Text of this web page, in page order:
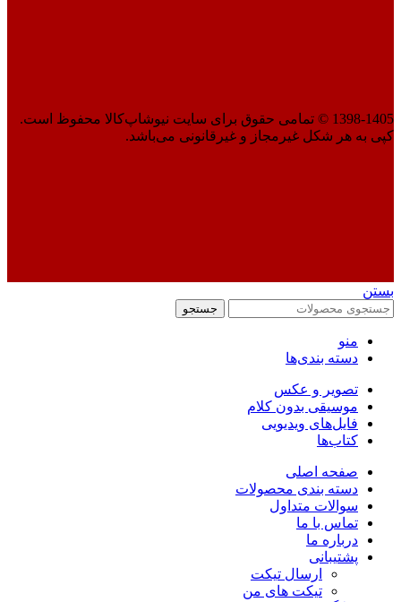
1398-1405 © تمامی حقوق برای سایت نیوشاپ‌کالا محفوظ است.
کپی به هر شکل غیرمجاز و غیرقانونی می‌باشد.
بستن
جستجو
منو
دسته بندی‌ها
تصویر و عکس
موسیقی بدون کلام
فایل‌های ویدیویی
کتاب‌ها
صفحه اصلی
دسته بندی محصولات
سوالات متداول
تماس با ما
درباره ما
پشتیبانی
ارسال تیکت
تیکت های من